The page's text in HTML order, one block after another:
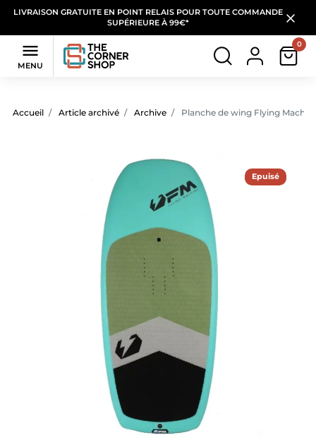
LIVRAISON GRATUITE EN POINT RELAIS POUR TOUTE COMMANDE
SUPÉRIEURE À 99€*

MENU
0
Accueil Article archivé Archive Planche de wing Flying
Epuisé